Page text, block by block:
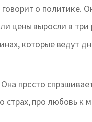
о политике.
цены выросли в три
которые ведут
просто
про любовь к